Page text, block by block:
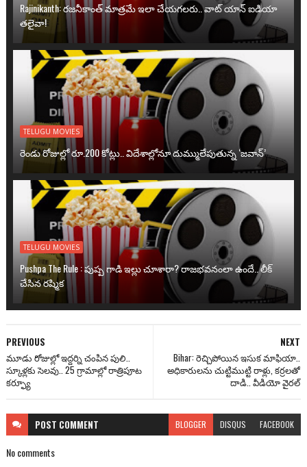
Rajinikanth: రజనీకాంత్ మాత్రమే ఇలా చేయగలరు.. వాట్ యాన్ ఐడియా
తలైవా!
TELUGU MOVIES
రెండు రోజుల్లో రూ.200 కోట్లు.. విదేశాల్లోనూ దుమ్ములేపుతున్న ‘జవాన్’
TELUGU MOVIES
Pushpa The Rule : పుష్ప గాడి ఇల్లు చూశారా? రాజభవనంలా ఉందే.. లీక్
చేసిన రష్మిక
NEXT
Bihar: రెచ్చిపోయిన ఇసుక మాఫియా..
అధికారులను చుట్టిముట్టి రాళ్లు, కర్రలతో
దాడి.. వీడియో వైరల్
PREVIOUS
మూడు రోజుల్లో ఇద్దర్ని చంపిన పులి..
స్కూళ్లకు సెలవు.. 25 గ్రామాల్లో రాత్రిపూట
కర్ఫ్యూ
POST COMMENT BLOGGER DISQUS FACEBOOK
No comments